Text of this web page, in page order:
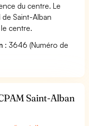
du centre. Le
Saint-Alban
centre.
: 3646 (Numéro de
Saint-Alban